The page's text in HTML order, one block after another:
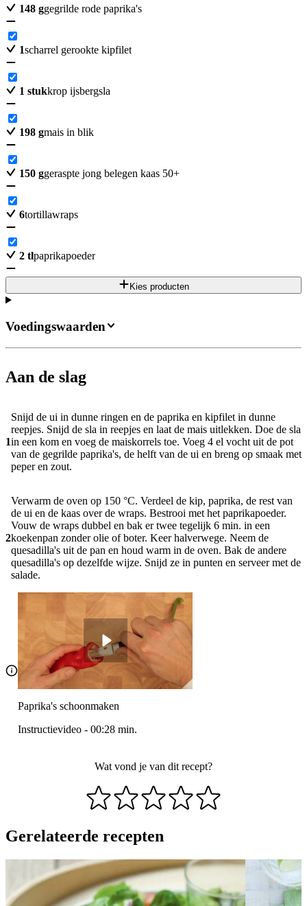
148 ggegrilde rode paprika's
1scharrel gerookte kipfilet
1 stukkrop ijsbergsla
198 gmais in blik
150 ggeraspte jong belegen kaas 50+
6tortillawraps
2 tlpaprikapoeder
Kies producten
Aan de slag
1
Snijd de ui in dunne ringen en de paprika en kipfilet in dunne
reepjes. Snijd de sla in reepjes en laat de mais uitlekken. Doe de sla
in een kom en voeg de maiskorrels toe. Voeg 4 el vocht uit de pot
van de gegrilde paprika's, de helft van de ui en breng op smaak met
peper en zout.
2
Verwarm de oven op 150 °C. Verdeel de kip, paprika, de rest van
de ui en de kaas over de wraps. Bestrooi met het paprikapoeder.
Vouw de wraps dubbel en bak er twee tegelijk 6 min. in een
koekenpan zonder olie of boter. Keer halverwege. Neem de
quesadilla's uit de pan en houd warm in de oven. Bak de andere
quesadilla's op dezelfde wijze. Snijd ze in punten en serveer met de
salade.
Paprika's schoonmaken
Instructievideo - 00:28 min.
Wat vond je van dit recept?
Voedingswaarden
Gerelateerde recepten